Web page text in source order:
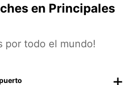
en Principales
por todo el mundo!